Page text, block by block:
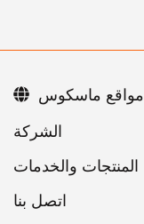
اتصل بنا
مواقع ماسكوس